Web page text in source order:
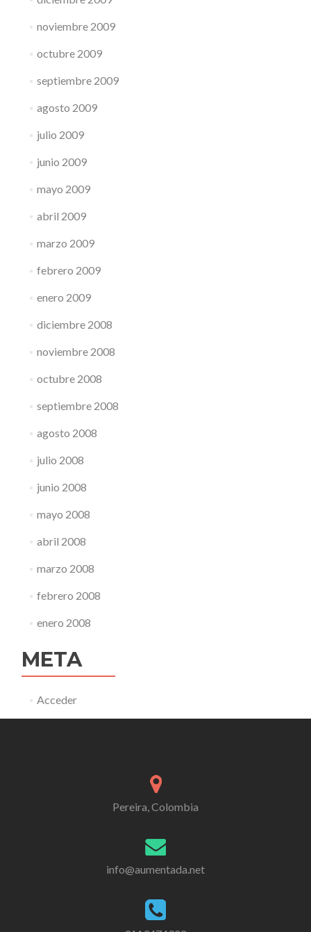
noviembre 2009
octubre 2009
septiembre 2009
agosto 2009
julio 2009
junio 2009
mayo 2009
abril 2009
marzo 2009
febrero 2009
enero 2009
diciembre 2008
noviembre 2008
octubre 2008
septiembre 2008
agosto 2008
julio 2008
junio 2008
mayo 2008
abril 2008
marzo 2008
febrero 2008
enero 2008
META
Acceder
Pereira, Colombia
info@aumentada.net